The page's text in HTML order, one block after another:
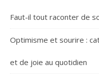
Faut-il tout raconter de
Optimisme et sourire :
et de joie au quotidien